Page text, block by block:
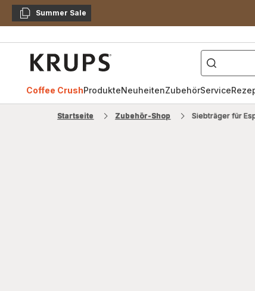
KopierenSummer Sale
Coffee CrushProdukteNeuheitenZubehörService
Startseite Zubehör-Shop Siebträger für